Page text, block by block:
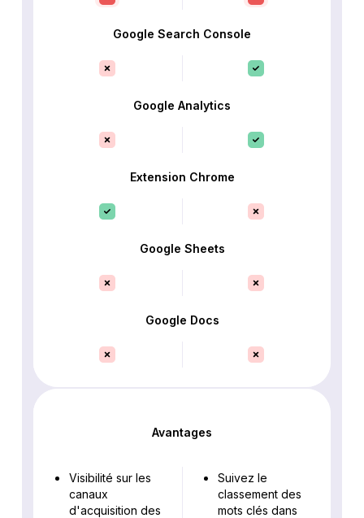
Google Search Console
Google Analytics
Extension Chrome
Google Sheets
Google Docs
Avantages
Visibilité sur les
canaux
d'acquisition des
Suivez le
classement des
mots clés dans